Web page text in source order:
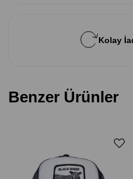
Kolay
Benzer Ürünler